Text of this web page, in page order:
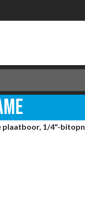
plaatboor, 1/4"-